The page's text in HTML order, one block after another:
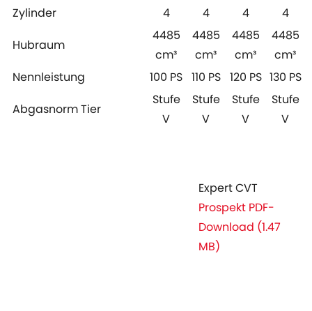
Zylinder
4 4 4
4
Hubraum
4485
cm³
4485
cm³
4485
cm³
4485
cm³
Nennleistung
100 PS 110 PS 120 PS 130 PS
Abgasnorm Tier
Stufe
V
Stufe
V
Stufe
V
Stufe
V
Expert CVT
Prospekt PDF-
Download (1.47
MB)